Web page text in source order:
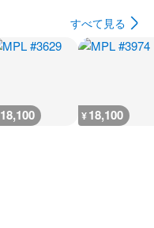
すべて見る
18,100 ¥18,100